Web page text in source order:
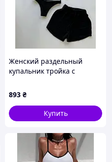
Женский раздельный
купальник тройка с
893 ₴
Купить